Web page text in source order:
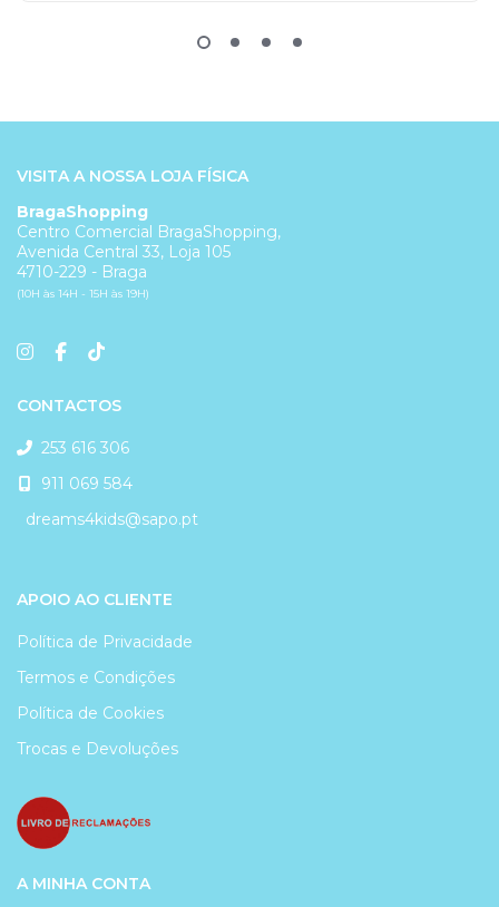
VISITA A NOSSA LOJA FÍSICA
BragaShopping
Centro Comercial BragaShopping,
Avenida Central 33, Loja 105
4710-229 - Braga
(10H às 14H - 15H às 19H)
CONTACTOS
253 616 306
911 069 584
dreams4kids@sapo.pt
APOIO AO CLIENTE
Política de Privacidade
Termos e Condições
Política de Cookies
Trocas e Devoluções
A MINHA CONTA